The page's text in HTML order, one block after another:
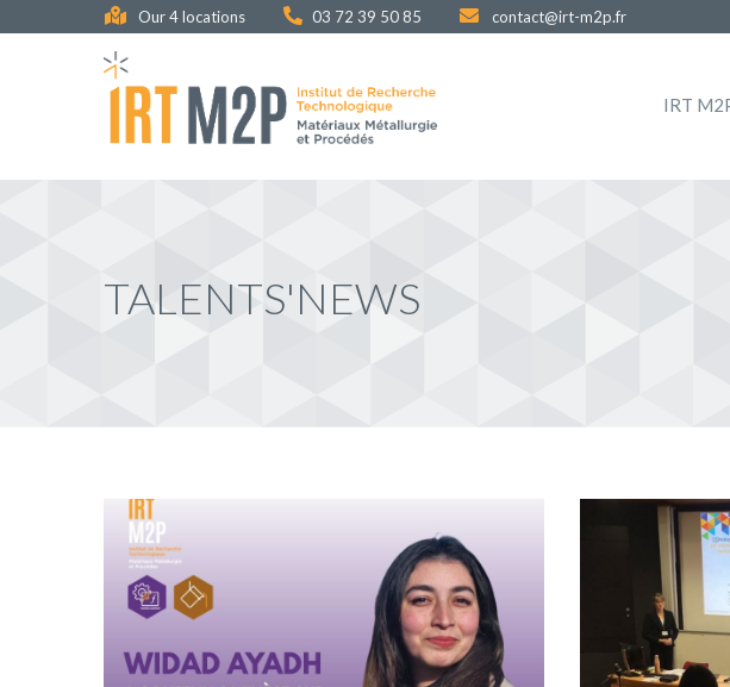
to
Our 4 locations 03 72 39 50 85 contact@irt-m2p.fr
IRT
TALENTS'NEWS